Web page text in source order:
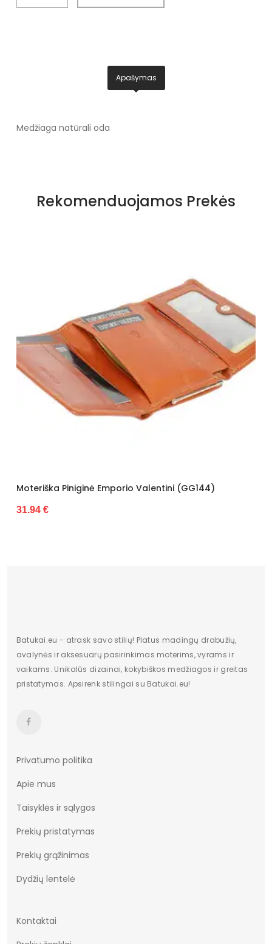
Apašymas
Medžiaga natūrali oda
Rekomenduojamos Prekės
Piniginė Emporio Valentini (GG144)
Batukai.eu - atrask savo stilių! Platus madingų drabužių,
avalynės ir aksesuarų pasirinkimas moterims, vyrams ir
vaikams. Unikalūs dizainai, kokybiškos medžiagos ir greitas
pristatymas. Apsirenk stilingai su Batukai.eu!
Privatumo politika
Apie mus
Taisyklės ir sąlygos
Prekių pristatymas
Prekių grąžinimas
Dydžių lentelė
Kontaktai